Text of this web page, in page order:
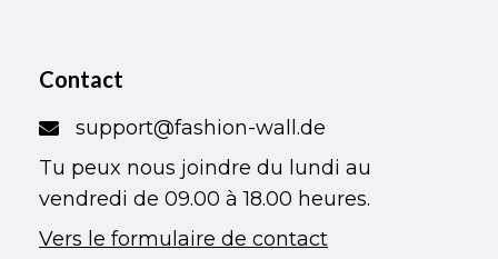
Contact
support@fashion-wall.de
Tu peux nous joindre du lundi au
vendredi de 09.00 à 18.00 heures.
Vers le formulaire de contact